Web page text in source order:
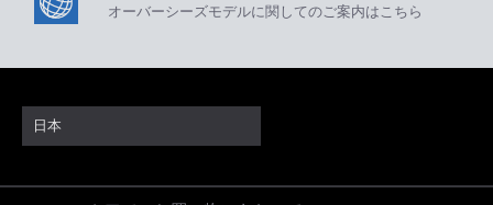
オーバーシーズモデルに関してのご案内はこちら
日本